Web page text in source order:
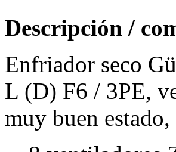
Descripción /
Enfriador seco
L (D) F6 / 3PE,
muy buen